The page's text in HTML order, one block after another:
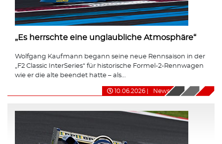
„Es herrschte eine unglaubliche Atmosphäre“
Wolfgang Kaufmann begann seine neue Rennsaison in der
„F2 Classic InterSeries“ für historische Formel-2-Rennwagen
wie er die alte beendet hatte – als...
10.06.2026 News